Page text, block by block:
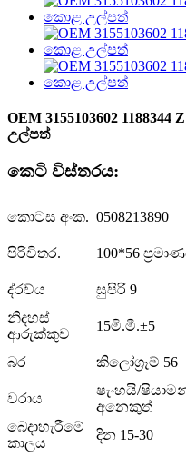
OEM 3155103602
උල්පත්
කෙටි විස්තරය:
කොටස අංක. 0508213890
පිරිවිතර.
100*56
ද්රව්ය සුපිරි 9
නිදහස්
ආරුක්කුව
15මි.මී.±5
බර කිලෝග්‍රෑම් 56
වරාය
ෂැංහයි/
අනෙකුත්
බෙදාහැරීමේ
කාලය
දින 15-30